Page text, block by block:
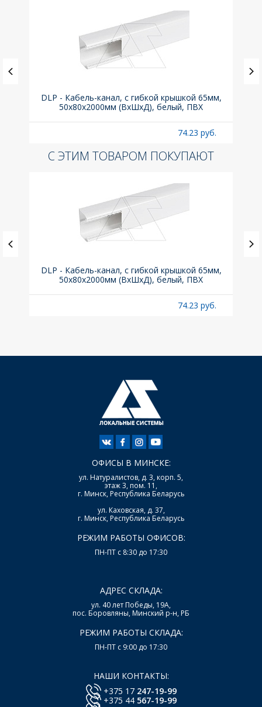
DLP - Кабель-канал, с гибкой крышкой 65мм,
50x80х2000мм (ВхШхД), белый, ПВХ
74.23 руб.
С ЭТИМ ТОВАРОМ ПОКУПАЮТ
DLP - Кабель-канал, с гибкой крышкой 65мм,
50x80х2000мм (ВхШхД), белый, ПВХ
74.23 руб.
ОФИСЫ В МИНСКЕ:
ул. Натуралистов, д. 3, корп. 5,
этаж 3, пом. 11,
г. Минск, Республика Беларусь
ул. Каховская, д. 37,
г. Минск, Республика Беларусь
РЕЖИМ РАБОТЫ ОФИСОВ:
ПН-ПТ с 8:30 до 17:30
АДРЕС СКЛАДА:
ул. 40 лет Победы, 19А,
пос. Боровляны, Минский р-н, РБ
РЕЖИМ РАБОТЫ СКЛАДА:
ПН-ПТ с 9:00 до 17:30
НАШИ КОНТАКТЫ:
+375 17 247-19-99
+375 44 567-19-99